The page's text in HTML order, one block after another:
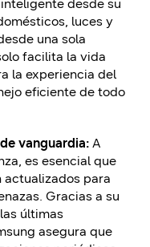
desde su
luces y
una sola
facilita la vida
la experiencia del
eficiente de todo
vanguardia: A
es esencial que
actualizados para
Gracias a su
últimas
asegura que